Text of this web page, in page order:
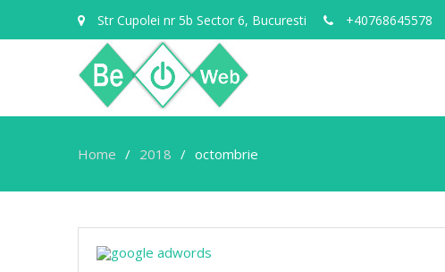
Str Cupolei nr 5b Sector 6, Bucuresti +40768645578
Home 2018 octombrie